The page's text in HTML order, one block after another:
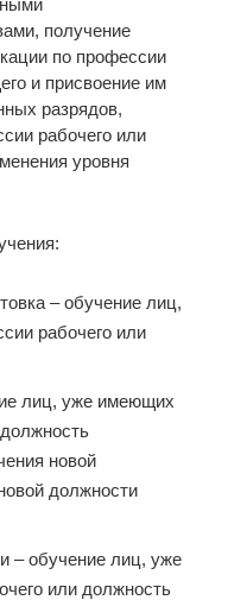
получение
по профессии
и присвоение им
разрядов,
рабочего или
уровня
– обучение лиц,
рабочего или
лиц, уже имеющих
новой
должности
– обучение лиц, уже
или должность